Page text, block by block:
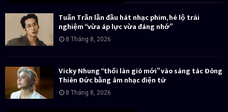
Tuấn Trần lần đầu hát nhạc phim, hé lộ trải
nghiệm “vừa áp lực vừa đáng nhớ”
8 Tháng 8, 2026
Vicky Nhung “thổi làn gió mới” vào sáng tác Đông
Thiên Đức bằng âm nhạc điện tử
8 Tháng 8, 2026